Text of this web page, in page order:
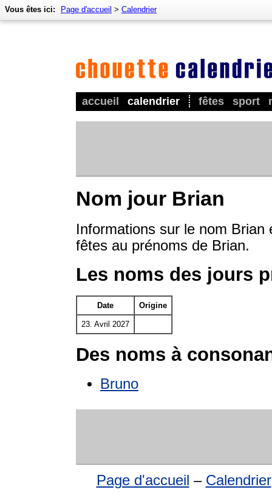
accueil calendrier fêtes sport
Vous êtes ici: Page d'accueil > Calendrier
Nom jour Brian
Informations sur le nom
fêtes au prénoms de Brian.
Les noms des jours
Date Origine
23. Avril 2027
Des noms à
Bruno
Page d'accueil – Calendrier